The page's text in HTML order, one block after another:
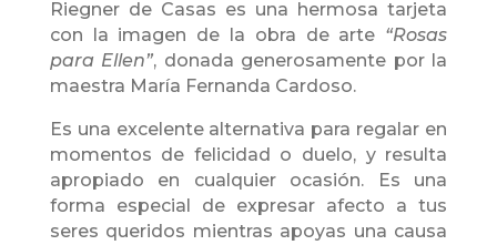
Riegner de Casas es una hermosa tarjeta
con la imagen de la obra de arte “Rosas
para Ellen”, donada generosamente por la
maestra María Fernanda Cardoso.
Es una excelente alternativa para regalar en
momentos de felicidad o duelo, y resulta
apropiado en cualquier ocasión. Es una
forma especial de expresar afecto a tus
seres queridos mientras apoyas una causa